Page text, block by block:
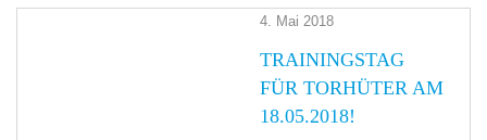
4. Mai 2018
TRAININGSTAG
FÜR TORHÜTER AM
18.05.2018!